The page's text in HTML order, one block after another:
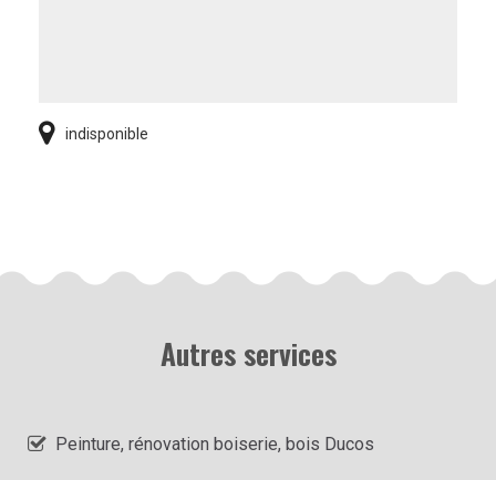
indisponible
Autres services
Peinture, rénovation boiserie, bois Ducos